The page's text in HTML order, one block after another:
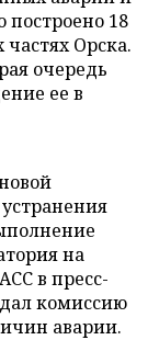
построено 18
Орска.
очередь
ее в
на
в пресс-
комиссию
аварии.